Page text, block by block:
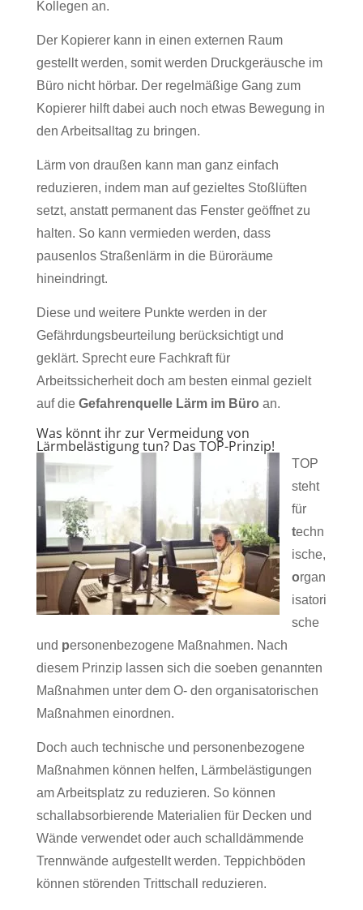
Kollegen an.
Der Kopierer kann in einen externen Raum
gestellt werden, somit werden Druckgeräusche im
Büro nicht hörbar. Der regelmäßige Gang zum
Kopierer hilft dabei auch noch etwas Bewegung in
den Arbeitsalltag zu bringen.
Lärm von draußen kann man ganz einfach
reduzieren, indem man auf gezieltes Stoßlüften
setzt, anstatt permanent das Fenster geöffnet zu
halten. So kann vermieden werden, dass
pausenlos Straßenlärm in die Büroräume
hineindringt.
Diese und weitere Punkte werden in der
Gefährdungsbeurteilung berücksichtigt und
geklärt. Sprecht eure Fachkraft für
Arbeitssicherheit doch am besten einmal gezielt
auf die Gefahrenquelle Lärm im Büro an.
Was könnt ihr zur Vermeidung von
Lärmbelästigung tun? Das TOP-Prinzip!
TOP
steht
für
techn
ische,
organ
isatori
sche
und personenbezogene Maßnahmen. Nach
diesem Prinzip lassen sich die soeben genannten
Maßnahmen unter dem O- den organisatorischen
Maßnahmen einordnen.
Doch auch technische und personenbezogene
Maßnahmen können helfen, Lärmbelästigungen
am Arbeitsplatz zu reduzieren. So können
schallabsorbierende Materialien für Decken und
Wände verwendet oder auch schalldämmende
Trennwände aufgestellt werden. Teppichböden
können störenden Trittschall reduzieren.